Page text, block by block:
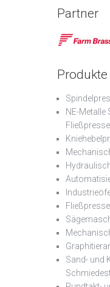
Partner
Produkte
NE-
Sand- und